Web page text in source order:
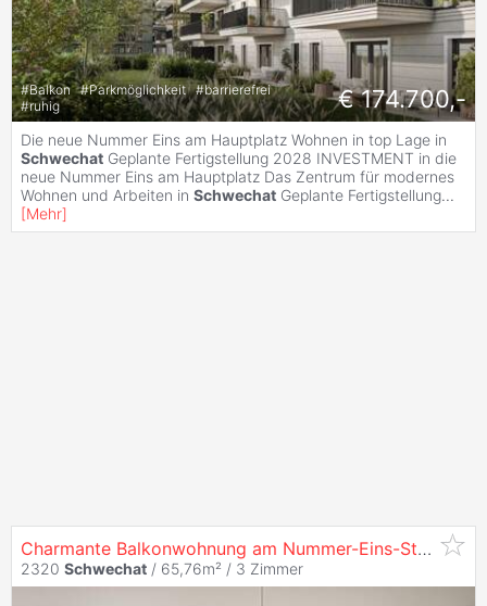
#Balkon #Parkmöglichkeit #barrierefrei
#ruhig € 174.700,-
Die neue Nummer Eins am Hauptplatz Wohnen in top Lage in
Schwechat Geplante Fertigstellung 2028 INVESTMENT in die
neue Nummer Eins am Hauptplatz Das Zentrum für modernes
Wohnen und Arbeiten in Schwechat Geplante Fertigstellung...
[Mehr]
Charmante Balkonwohnung am Nummer-Eins-Standort direkt am Hauptplatz - Wohnung zu
2320 Schwechat / 65,76m² / 3 Zimmer